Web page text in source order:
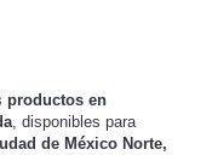
productos en
, disponibles para
de México Norte,